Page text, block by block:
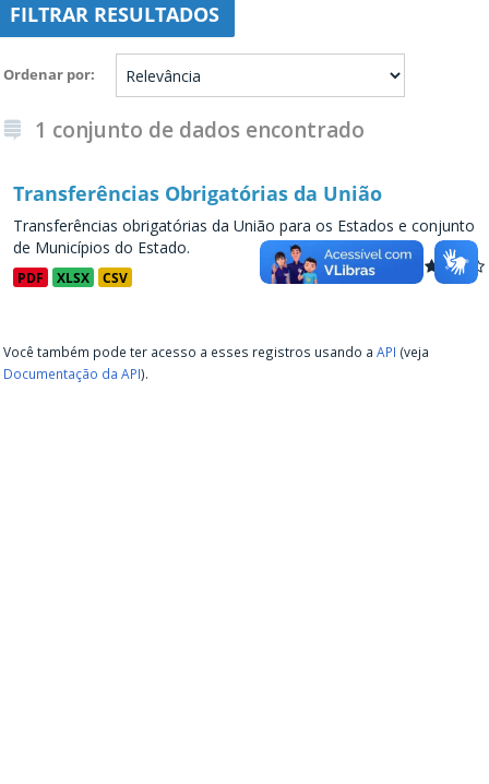
FILTRAR RESULTADOS
Ordenar por
1 conjunto de dados encontrado
Transferências Obrigatórias da União
Transferências obrigatórias da União para os Estados e conjunto
de Municípios do Estado.
PDF XLSX CSV
Você também pode ter acesso a esses registros usando a API (veja
Documentação da API).